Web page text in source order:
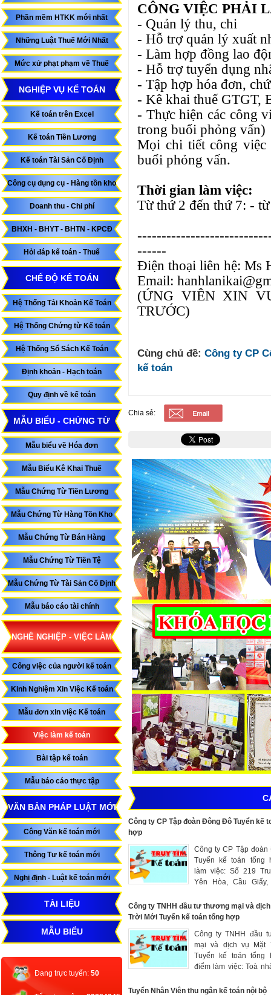
Phần mềm HTKK mới nhất
Những Luật Thuế Mới Nhất
Mức xử phạt phạm về Thuế
NGHIỆP VỤ KẾ TOÁN
Kế toán trên Excel
Kế toán Tiền Lương
Kế toán Tài Sản Cố Định
Công cụ dụng cụ - Hàng tồn kho
Doanh thu - Chi phí
BHXH - BHYT - BHTN - KPCĐ
Hỏi đáp kế toán - Thuế
CHẾ ĐỘ KẾ TOÁN
Hệ Thống Tải Khoản Kế Toán
Hệ Thống Chứng từ Kế toán
Hệ Thống Sổ Sách Kế Toán
Định khoản - Hạch toán
Quy định về kế toán
MẪU BIỂU - CHỨNG TỪ
Mẫu biểu về Hóa đơn
Mẫu Biểu Kê Khai Thuế
Mẫu Chứng Từ Tiền Lương
Mẫu Chứng Từ Hàng Tồn Kho
Mẫu Chứng Từ Bán Hàng
Mẫu Chứng Từ Tiền Tệ
Mẫu Chứng Từ Tài Sản Cố Định
Mẫu báo cáo tài chính
NGHỀ NGHIỆP - VIỆC LÀM
Công việc của người kế toán
Kinh Nghiệm Xin Việc Kế toán
Mẫu đơn xin việc Kế toán
Việc làm kế toán
Bài tập kế toán
Mẫu báo cáo thực tập
VĂN BẢN PHÁP LUẬT MỚI
Công Văn kế toán mới
Thông Tư kế toán mới
Nghị định - Luật kế toán mới
TÀI LIỆU
MẪU BIỂU
Đang trực tuyến: 50
CÔNG VIỆC PHẢI
- Quản lý thu, chi
- Hỗ trợ quản lý xuất
- Làm hợp đồng lao
- Hỗ trợ tuyển dụng
- Tập hợp hóa đơn,
- Kê khai thuế GTGT,
- Thực hiện các công
trong buổi phỏng vấn)
Mọi chi tiết công việc
buổi phỏng vấn.
Thời gian làm việc:
Từ thứ 2 đến thứ 7: -
------
Điện thoại liên hệ: Ms
Email:
(ỨNG VIÊN XIN
TRƯỚC)
Cùng chủ đề: Công ty CP
kế toán
Chia sẻ:
Công ty CP Tập đoàn Đông Đô Tuyển kế
hợp
Công ty CP Tập
Tuyển kế toán tổng
làm việc: Số 219
Yên Hòa, Cầu
15.000.000 VND/
Công ty TNHH đầu tư thương mại và
Trời Mới Tuyển kế toán tổng hợp
Công ty TNHH đầu
mại và dịch vụ Mặt
Tuyển kế toán tổng
điểm làm việc: Toà
Vọng, quận Cầu
Tuyển Nhân Viên thu ngân kế toán nội bộ